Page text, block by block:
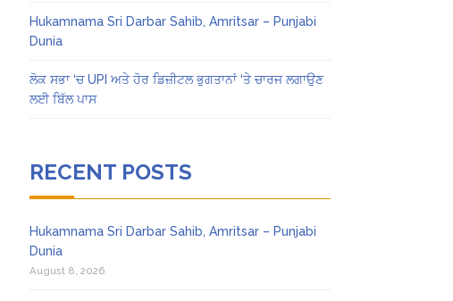
Hukamnama Sri Darbar Sahib, Amritsar – Punjabi
Dunia
ਲੋਕ ਸਭਾ ‘ਚ UPI ਅਤੇ ਹੋਰ ਡਿਜ਼ੀਟਲ ਭੁਗਤਾਨਾਂ ‘ਤੇ ਚਾਰਜ ਲਗਾਉਣ
ਲਈ ਬਿੱਲ ਪਾਸ
RECENT POSTS
Hukamnama Sri Darbar Sahib, Amritsar – Punjabi
Dunia
August 8, 2026